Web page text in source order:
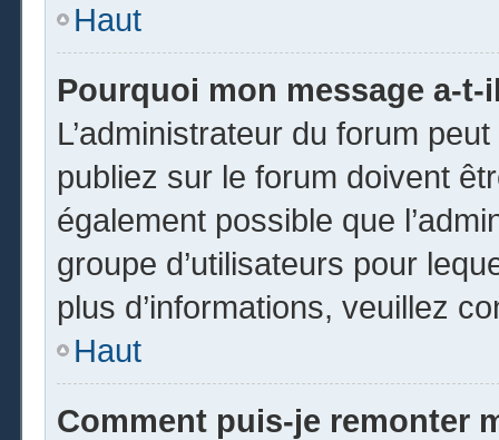
Haut
Pourquoi mon message a-
L’administrateur du forum
publiez sur le forum doivent
également possible que
groupe d’utilisateurs pour
plus d’informations, veuillez
Haut
Comment puis-je remonter